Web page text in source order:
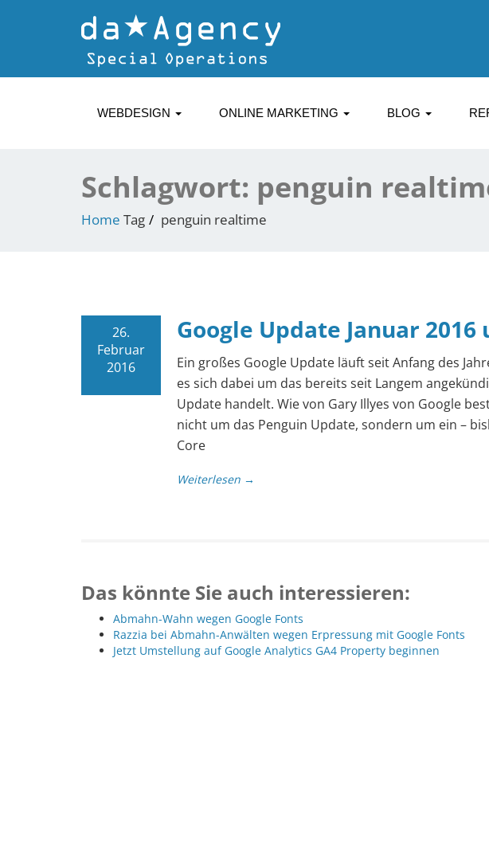
WEBDESIGN ONLINE MARKETING BLOG
Schlagwort: penguin
Home Tag penguin realtime
26.
Februar
2016
Google Update Januar 2016
Ein großes Google Update läuft seit Anfang des
es sich dabei um das bereits seit Langem
Update handelt. Wie von Gary Illyes von Google
nicht um das Penguin Update, sondern um ein –
Core
Weiterlesen →
Das könnte Sie auch interessieren:
Abmahn-Wahn wegen Google Fonts
Razzia bei Abmahn-Anwälten wegen Erpressung mit Google Fonts
Jetzt Umstellung auf Google Analytics GA4 Property beginnen